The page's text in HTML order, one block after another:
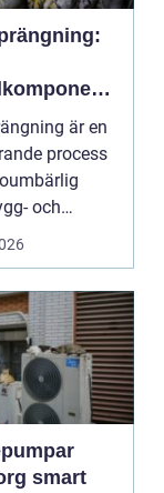
i
är en
process
och